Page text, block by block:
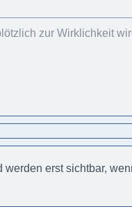
zur Wirklichkeit
erst sichtbar,